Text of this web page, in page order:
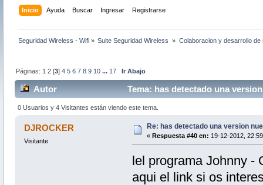
Inicio Ayuda Buscar Ingresar Registrarse
Seguridad Wireless - Wifi » Suite Seguridad Wireless » Colaboracion y desarrollo de
Páginas: 1 2 [3]4 5 6 7 8 9 10 ... 17 Ir Abajo
Autor Tema: has detectado una
0 Usuarios y 4 Visitantes están viendo este tema.
DJROCKER
Visitante
Re: has detectado una version
« Respuesta #40 en: 19-12-2012,
lel programa Johnny -
aqui el link si os